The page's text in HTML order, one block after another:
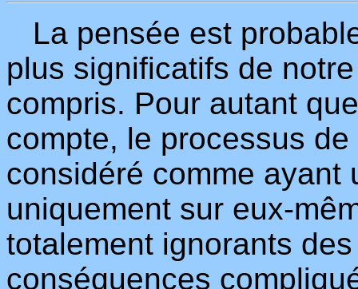
La pensée est
plus significatifs de
compris. Pour autant
compte, le processus
considéré comme ayant
uniquement sur eux-
totalement ignorants
conséquences